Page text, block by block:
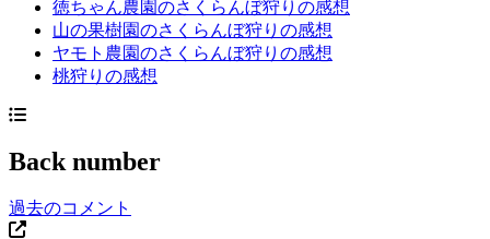
徳ちゃん農園のさくらんぼ狩りの感想
山の果樹園のさくらんぼ狩りの感想
ヤモト農園のさくらんぼ狩りの感想
桃狩りの感想
Back number
過去のコメント